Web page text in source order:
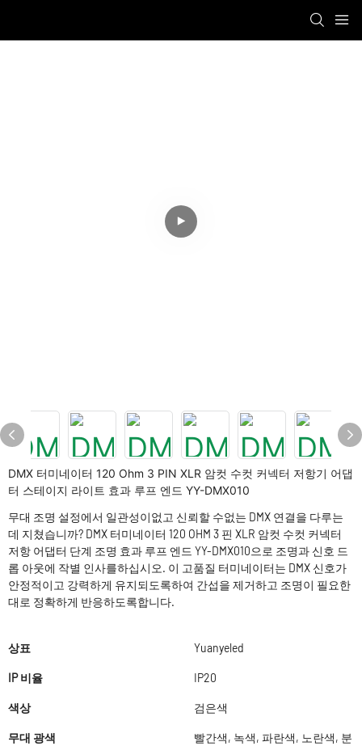
DMX 터미네이터 120 Ohm 3 PIN XLR 암컷 수컷 커넥터 저항기 어댑
터 스테이지 라이트 효과 루프 엔드 YY-DMX010
무대 조명 설정에서 일관성이없고 신뢰할 수없는 DMX 연결을 다루는
데 지쳤습니까? DMX 터미네이터 120 OHM 3 핀 XLR 암컷 수컷 커넥터
저항 어댑터 단계 조명 효과 루프 엔드 YY-DMX010으로 조명과 신호 드
롭 아웃에 작별 인사를하십시오. 이 고품질 터미네이터는 DMX 신호가
안정적이고 강력하게 유지되도록하여 간섭을 제거하고 조명이 필요한
대로 정확하게 반응하도록합니다.
상표 Yuanyeled
IP 비율 IP20
색상 검은색
무대 광색
빨간색, 녹색, 파란색, 노란색, 분